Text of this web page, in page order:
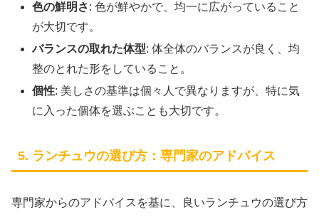
色の鮮明さ: 色が鮮やかで、均一に広がっていること
が大切です。
バランスの取れた体型: 体全体のバランスが良く、均
整のとれた形をしていること。
個性: 美しさの基準は個々人で異なりますが、特に気
に入った個体を選ぶことも大切です。
5. ランチュウの選び方：専門家のアドバイス
専門家からのアドバイスを基に、良いランチュウの選び方